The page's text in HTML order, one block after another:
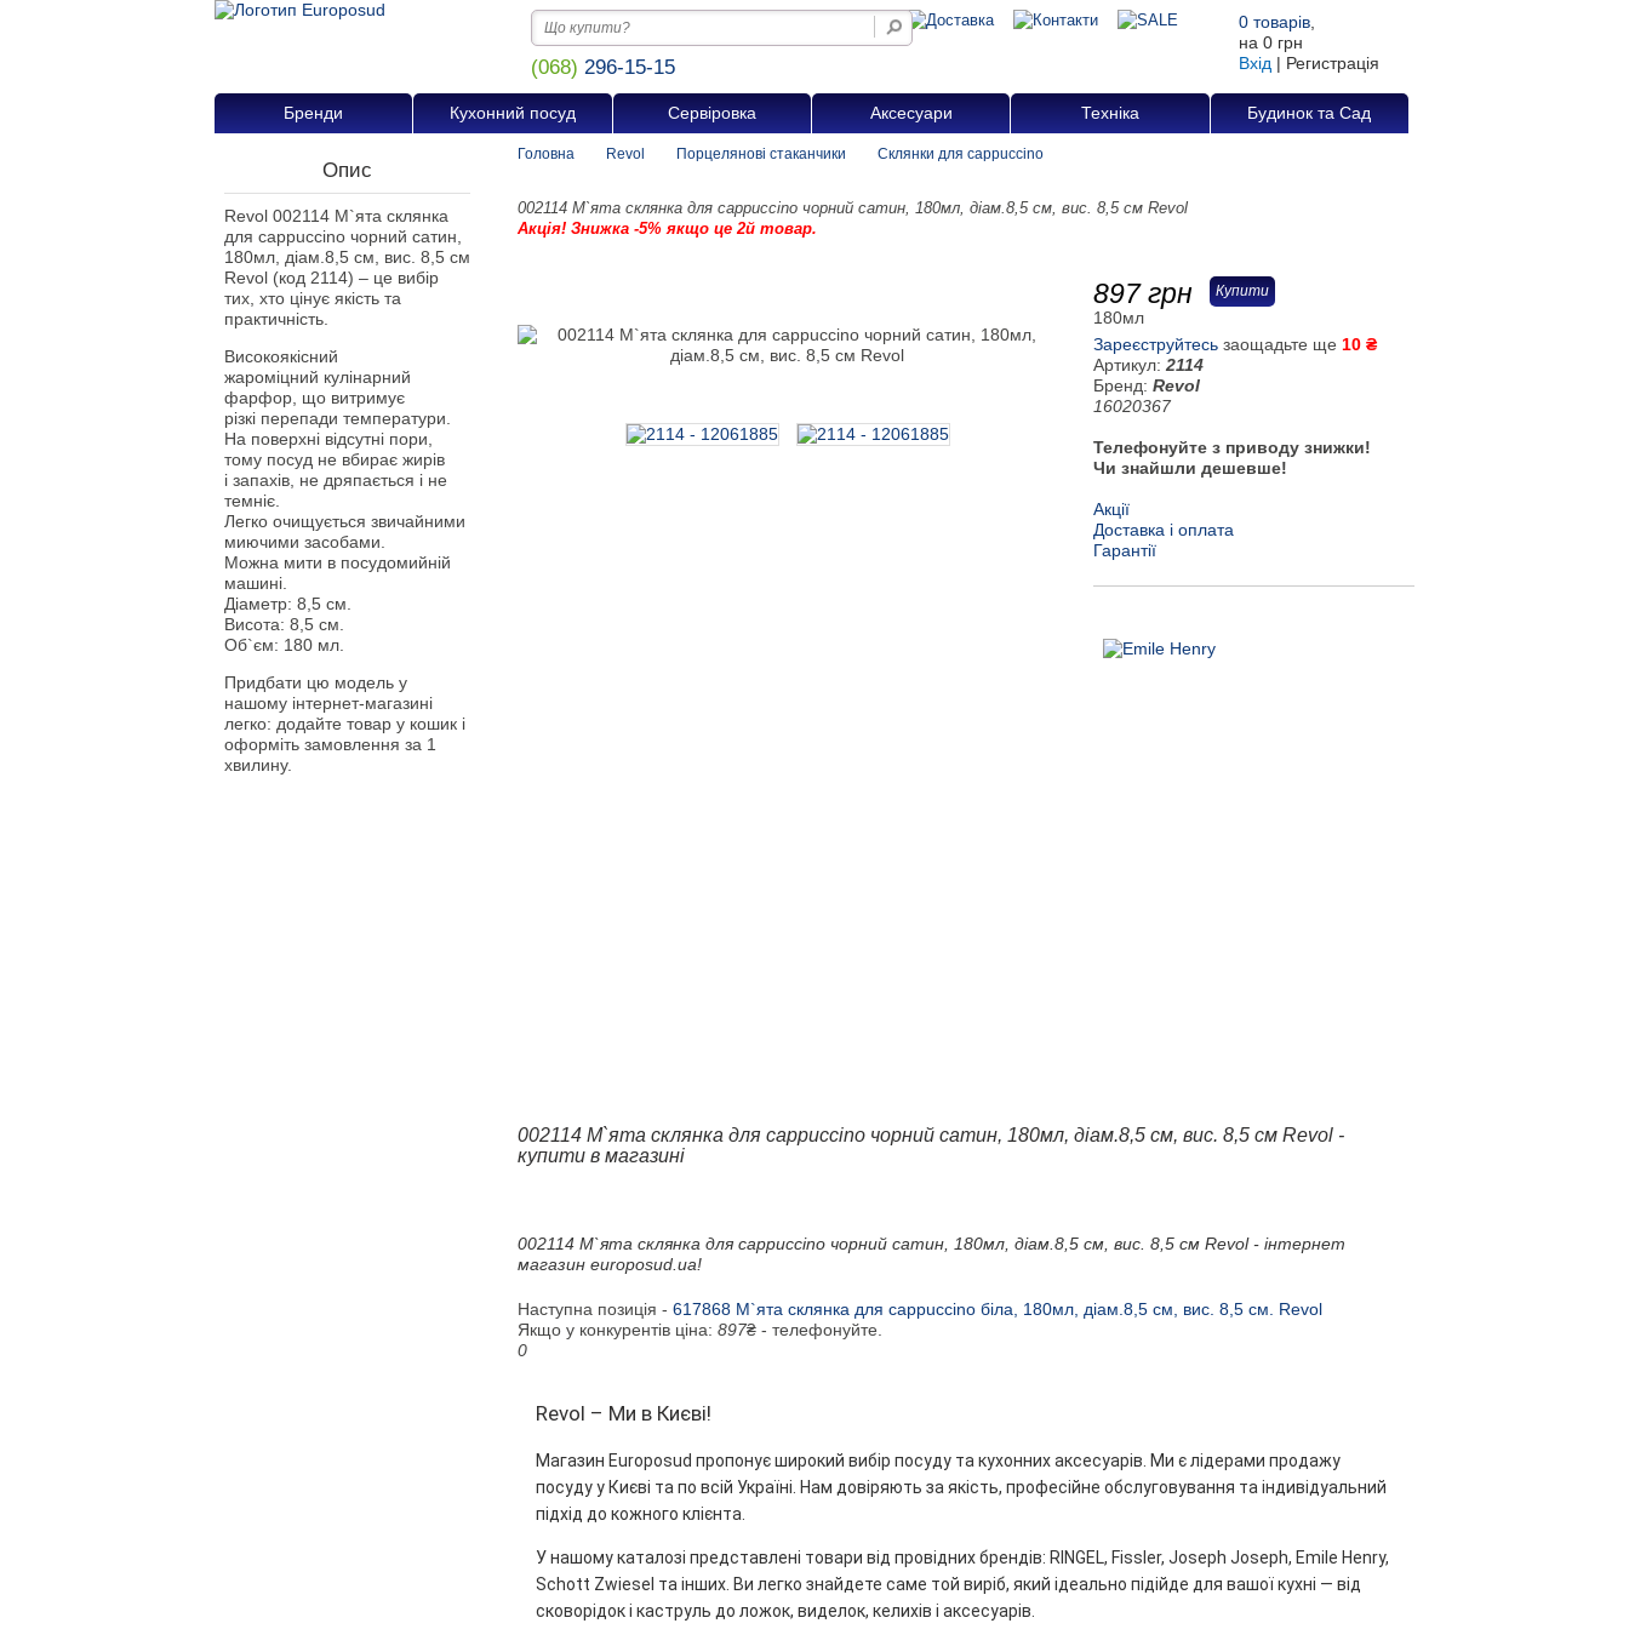
(068) 296-15-15
0 товарів
на 0 грн
Вхід | Регистрація
Бренди Кухонний посуд Сервіровка Аксесуари Техніка Будинок та Сад
Опис
Revol 002114 М`ята склянка
для cappuccino чорний сатин,
180мл, діам.8,5 см, вис. 8,5 см
Revol (код 2114) – це вибір
тих, хто цінує якість та
практичність.
Високоякісний
жароміцний кулінарний
фарфор, що витримує
різкі перепади температури.
На поверхні відсутні пори,
тому посуд не вбирає жирів
і запахів, не дряпається і не
темніє.
Легко очищується звичайними
миючими засобами.
Можна мити в посудомийній
машині.
Діаметр: 8,5 см.
Висота: 8,5 см.
Об`єм: 180 мл.
Придбати цю модель у
нашому інтернет-магазині
легко: додайте товар у кошик і
оформіть замовлення за 1
хвилину.
Головна Revol Порцелянові стаканчики Склянки для cappuccino
002114 М`ята склянка для cappuccino чорний сатин, 180мл, діам.8,5 см, вис. 8,5 см Revol
Акція! Знижка -5% якщо це 2й товар.
897грн Купити
180мл
Зареєструйтесь заощадьте ще 10 ₴
Артикул: 2114
Бренд: Revol
16020367
Телефонуйте з приводу знижки!
Чи знайшли дешевше!
Акції
Доставка і оплата
Гарантії
002114 М`ята склянка для cappuccino чорний сатин, 180мл, діам.8,5 см, вис. 8,5 см Revol -
купити в магазині
002114 М`ята склянка для cappuccino чорний сатин, 180мл, діам.8,5 см, вис. 8,5 см Revol - інтернет
магазин europosud.ua!
Наступна позиція - 617868 М`ята склянка для cappuccino біла, 180мл, діам.8,5 см, вис. 8,5 см. Revol
Якщо у конкурентів ціна: 897₴ - телефонуйте.
0
Revol – Ми в Києві!
Магазин Europosud пропонує широкий вибір посуду та кухонних аксесуарів. Ми є лідерами продажу
посуду у Києві та по всій Україні. Нам довіряють за якість, професійне обслуговування та індивідуальний
підхід до кожного клієнта.
У нашому каталозі представлені товари від провідних брендів: RINGEL, Fissler, Joseph Joseph, Emile Henry,
Schott Zwiesel та інших. Ви легко знайдете саме той виріб, який ідеально підійде для вашої кухні — від
сковорідок і каструль до ложок, виделок, келихів і аксесуарів.